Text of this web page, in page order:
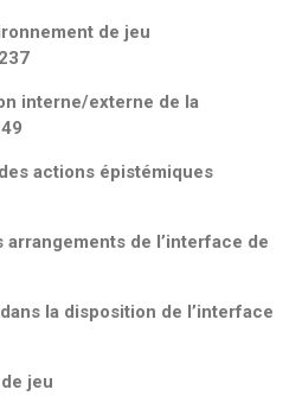
de jeu
interne/externe de la
actions épistémiques
de l’interface de
la disposition de l’interface
jeu